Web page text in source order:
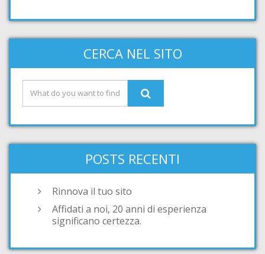
CERCA NEL SITO
POSTS RECENTI
Rinnova il tuo sito
Affidati a noi, 20 anni di esperienza
significano certezza.